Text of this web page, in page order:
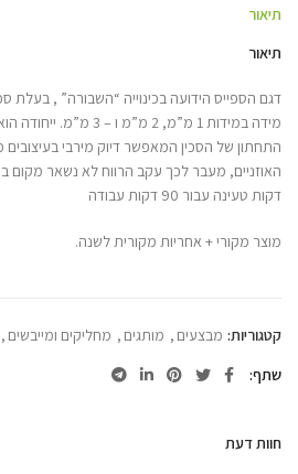
תיאור
תיאור
מידה במידות 1 מ”מ, 2 מ”מ
התחתון של הסכין המאפשר דיוק מירבי בעיצובים
דקות טעינה עבור 90 דקות עבודה
מוצר מקורי + אחריות מקורית לשנה.
קטגוריות: מבצעים , מותגים , מחליקים ומייבשים ,
שתף
חוות דעת